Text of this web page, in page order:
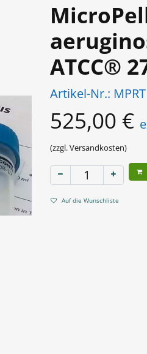
ATCC®
Artikel-Nr.:
525,00 €
(zzgl. Versandkosten)
Auf die Wunschliste